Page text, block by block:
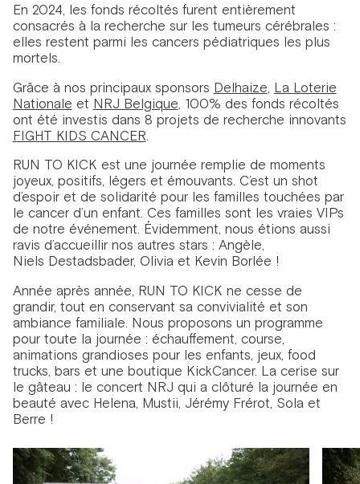
En 2024, les fonds récoltés furent entièrement
consacrés à la recherche sur les tumeurs cérébrales :
elles restent parmi les cancers pédiatriques les plus
mortels.
Grâce à nos principaux sponsors Delhaize La Loterie
Nationale et NRJ Belgique , 100% des fonds récoltés
ont été investis dans 8 projets de recherche innovants
FIGHT KIDS CANCER
RUN TO KICK est une journée remplie de moments
joyeux, positifs, légers et émouvants. C’est un shot
d’espoir et de solidarité pour les familles touchées par
le cancer d’un enfant. Ces familles sont les vraies VIPs
de notre événement. Évidemment, nous étions aussi
ravis d’accueillir nos autres stars : Angèle,
Niels Destadsbader, Olivia et Kevin Borlée !
Année après année, RUN TO KICK ne cesse de
grandir, tout en conservant sa convivialité et son
ambiance familiale. Nous proposons un programme
pour toute la journée : échauffement, course,
animations grandioses pour les enfants, jeux, food
trucks, bars et une boutique KickCancer. La cerise sur
le gâteau : le concert NRJ qui a clôturé la journée en
beauté avec Helena, Mustii, Jérémy Frérot, Sola et
Berre !